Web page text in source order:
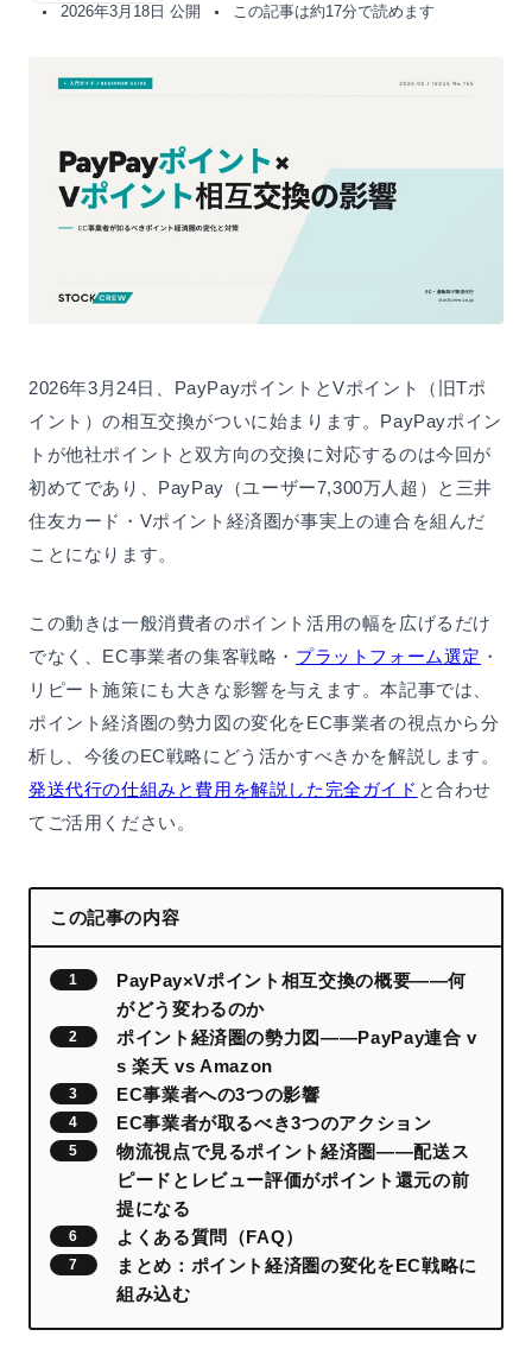
2026年3月18日 公開
この記事は約17分で読めます
2026年3月24日、PayPayポイントとVポイント（旧Tポ
イント）の相互交換がついに始まります。PayPayポイン
トが他社ポイントと双方向の交換に対応するのは今回が
初めてであり、PayPay（ユーザー7,300万人超）と三井
住友カード・Vポイント経済圏が事実上の連合を組んだ
ことになります。
この動きは一般消費者のポイント活用の幅を広げるだけ
でなく、EC事業者の集客戦略・ プラットフォーム選定 ・
リピート施策にも大きな影響を与えます。本記事では、
ポイント経済圏の勢力図の変化をEC事業者の視点から分
析し、今後のEC戦略にどう活かすべきかを解説します。
発送代行の仕組みと費用を解説した完全ガイド と合わせ
てご活用ください。
この記事の内容
PayPay×Vポイント相互交換の概要——何
がどう変わるのか
ポイント経済圏の勢力図——PayPay連合 v
s 楽天 vs Amazon
EC事業者への3つの影響
EC事業者が取るべき3つのアクション
物流視点で見るポイント経済圏——配送ス
ピードとレビュー評価がポイント還元の前
提になる
よくある質問（FAQ）
まとめ：ポイント経済圏の変化をEC戦略に
組み込む